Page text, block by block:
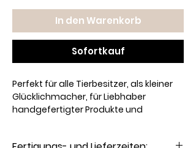
In den Warenkorb
Sofortkauf
Perfekt für alle Tierbesitzer, als kleiner
Glücklichmacher, für Liebhaber
handgefertigter Produkte und